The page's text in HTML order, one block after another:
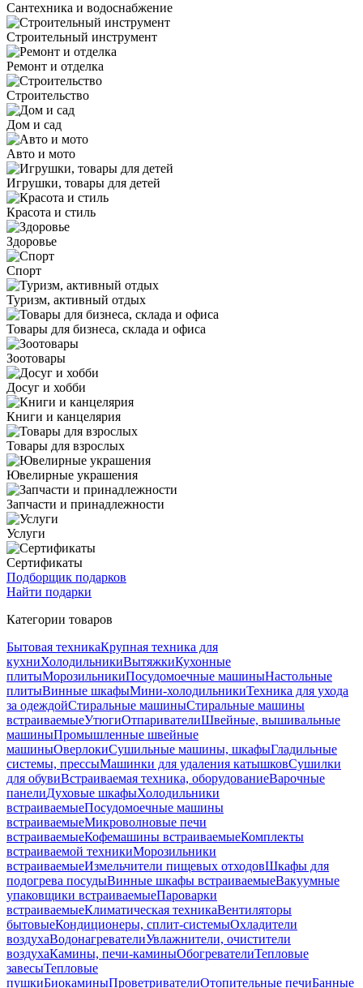
Сантехника и водоснабжение
Строительный инструмент
Ремонт и отделка
Строительство
Дом и сад
Авто и мото
Игрушки, товары для детей
Красота и стиль
Здоровье
Спорт
Туризм, активный отдых
Товары для бизнеса, склада и офиса
Зоотовары
Досуг и хобби
Книги и канцелярия
Товары для взрослых
Ювелирные украшения
Запчасти и принадлежности
Услуги
Сертификаты
Подборщик подарков
Найти подарки
Категории товаров
Бытовая техникаКрупная техника для
кухниХолодильникиВытяжкиКухонные
плитыМорозильникиПосудомоечные машиныНастольные
плитыВинные шкафыМини-холодильникиТехника для ухода
за одеждойСтиральные машиныСтиральные машины
встраиваемыеУтюгиОтпаривателиШвейные, вышивальные
машиныПромышленные швейные
машиныОверлокиСушильные машины, шкафыГладильные
системы, прессыМашинки для удаления катышковСушилки
для обувиВстраиваемая техника, оборудованиеВарочные
панелиДуховые шкафыХолодильники
встраиваемыеПосудомоечные машины
встраиваемыеМикроволновые печи
встраиваемыеКофемашины встраиваемыеКомплекты
встраиваемой техникиМорозильники
встраиваемыеИзмельчители пищевых отходовШкафы для
подогрева посудыВинные шкафы встраиваемыеВакуумные
упаковщики встраиваемыеПароварки
встраиваемыеКлиматическая техникаВентиляторы
бытовыеКондиционеры, сплит-системыОхладители
воздухаВодонагревателиУвлажнители, очистители
воздухаКамины, печи-каминыОбогревателиТепловые
завесыТепловые
пушкиБиокаминыПроветривателиОтопительные печиБанные